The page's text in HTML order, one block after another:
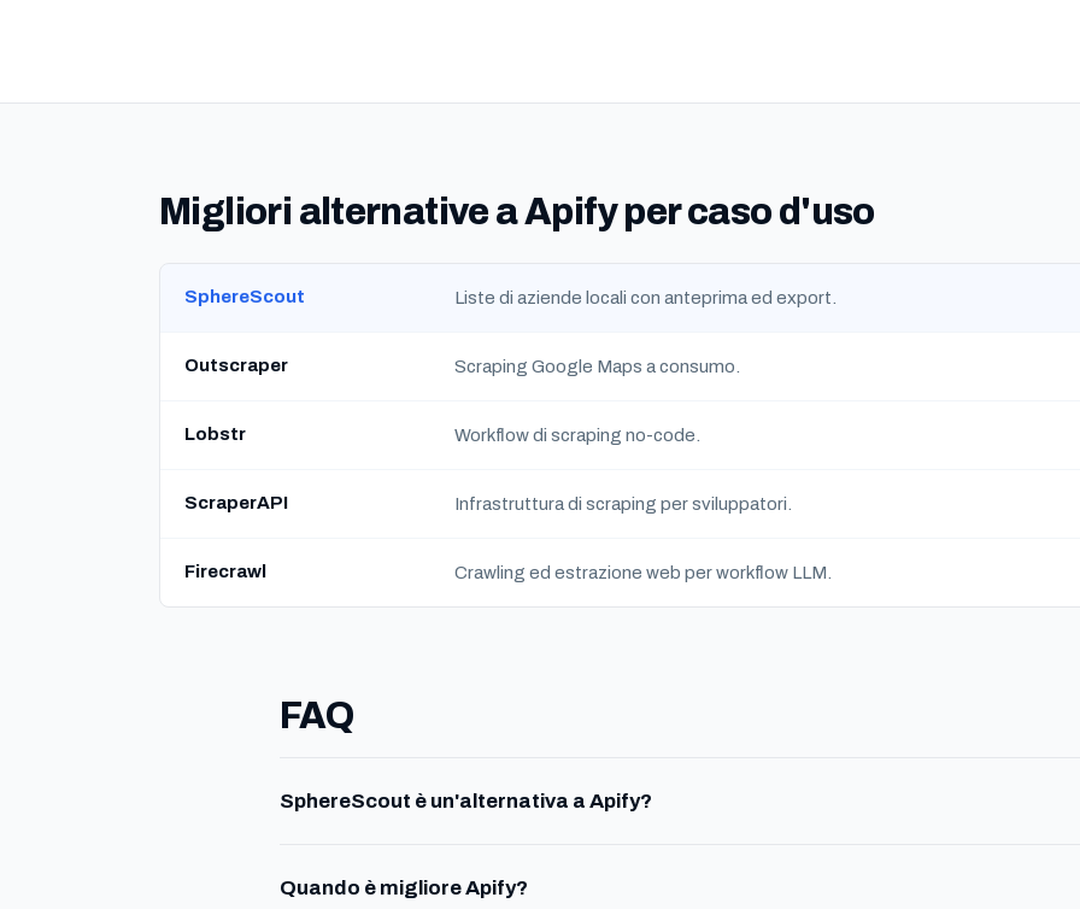
Migliori alternative a Apify per caso d'uso
SphereScout Liste di aziende locali con anteprima ed export.
Outscraper Scraping Google Maps a consumo.
Lobstr Workflow di scraping no-code.
ScraperAPI Infrastruttura di scraping per sviluppatori.
Firecrawl Crawling ed estrazione web per workflow LLM.
FAQ
SphereScout è un'alternativa a Apify?
Quando è migliore Apify?